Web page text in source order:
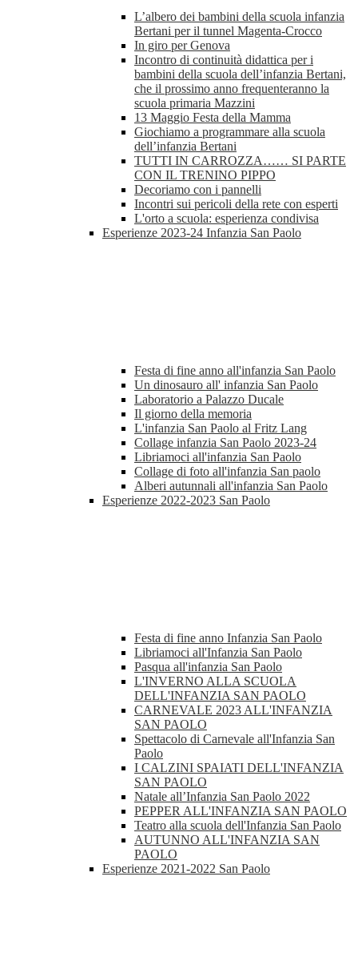
L’albero dei bambini della scuola infanzia
Bertani per il tunnel Magenta-Crocco
In giro per Genova
Incontro di continuità didattica per i
bambini della scuola dell’infanzia Bertani,
che il prossimo anno frequenteranno la
scuola primaria Mazzini
13 Maggio Festa della Mamma
Giochiamo a programmare alla scuola
dell’infanzia Bertani
TUTTI IN CARROZZA…… SI PARTE
CON IL TRENINO PIPPO
Decoriamo con i pannelli
Incontri sui pericoli della rete con esperti
L'orto a scuola: esperienza condivisa
Esperienze 2023-24 Infanzia San Paolo
Festa di fine anno all'infanzia San Paolo
Un dinosauro all' infanzia San Paolo
Laboratorio a Palazzo Ducale
Il giorno della memoria
L'infanzia San Paolo al Fritz Lang
Collage infanzia San Paolo 2023-24
Libriamoci all'infanzia San Paolo
Collage di foto all'infanzia San paolo
Alberi autunnali all'infanzia San Paolo
Esperienze 2022-2023 San Paolo
Festa di fine anno Infanzia San Paolo
Libriamoci all'Infanzia San Paolo
Pasqua all'infanzia San Paolo
L'INVERNO ALLA SCUOLA
DELL'INFANZIA SAN PAOLO
CARNEVALE 2023 ALL'INFANZIA
SAN PAOLO
Spettacolo di Carnevale all'Infanzia San
Paolo
I CALZINI SPAIATI DELL'INFANZIA
SAN PAOLO
Natale all’Infanzia San Paolo 2022
PEPPER ALL'INFANZIA SAN PAOLO
Teatro alla scuola dell'Infanzia San Paolo
AUTUNNO ALL'INFANZIA SAN
PAOLO
Esperienze 2021-2022 San Paolo